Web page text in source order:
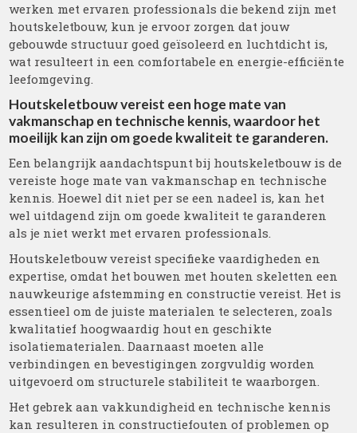
werken met ervaren professionals die bekend zijn met
houtskeletbouw, kun je ervoor zorgen dat jouw
gebouwde structuur goed geïsoleerd en luchtdicht is,
wat resulteert in een comfortabele en energie-efficiënte
leefomgeving.
Houtskeletbouw vereist een hoge mate van
vakmanschap en technische kennis, waardoor het
moeilijk kan zijn om goede kwaliteit te garanderen.
Een belangrijk aandachtspunt bij houtskeletbouw is de
vereiste hoge mate van vakmanschap en technische
kennis. Hoewel dit niet per se een nadeel is, kan het
wel uitdagend zijn om goede kwaliteit te garanderen
als je niet werkt met ervaren professionals.
Houtskeletbouw vereist specifieke vaardigheden en
expertise, omdat het bouwen met houten skeletten een
nauwkeurige afstemming en constructie vereist. Het is
essentieel om de juiste materialen te selecteren, zoals
kwalitatief hoogwaardig hout en geschikte
isolatiematerialen. Daarnaast moeten alle
verbindingen en bevestigingen zorgvuldig worden
uitgevoerd om structurele stabiliteit te waarborgen.
Het gebrek aan vakkundigheid en technische kennis
kan resulteren in constructiefouten of problemen op